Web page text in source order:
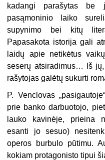
kadangi parašytas be
pasąmoninio laiko
supynimo bei kitų
Papasakota istorija gali
laidų apie netikėtus
seserų atsiradimus… Iš
rašytojas galėtų sukurti
P. Venclovas
prie banko darbuotojo,
lauko kavinėje, prieina
esanti jo sesuo)
operos burbulo pūtimu.
kokiam protagonisto tipui